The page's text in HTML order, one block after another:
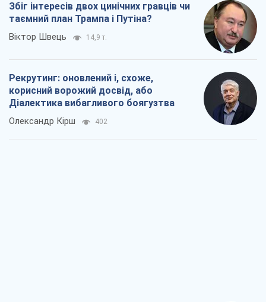
Збіг інтересів двох цинічних гравців чи
таємний план Трампа і Путіна?
Віктор Швець 14,9 т.
Рекрутинг: оновлений і, схоже,
корисний ворожий досвід, або
Діалектика вибагливого боягузтва
Олександр Кірш 402